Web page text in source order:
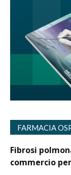
FARMACIA
Fibrosi
commercio